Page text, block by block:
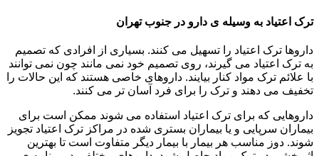
ترک اعتیاد به وسیله ی دارو در جنوب تهران
داروها ترک اعتیاد را تسهیل می کنند. بسیاری از افرادی که تصمیم
به ترک اعتیاد می گیرند، روی تصمیم خود نمی مانند چون نمی توانند
با علائم ترک مواد کنار بیایند. داروهای خاصی هستند که این حالات را
تخفیف می دهند و ترک را برای فرد آسان تر می کنند.
داروهایی که برای ترک اعتیاد استفاده می شوند ممکن است برای
بیماران سرپایی و یا بیماران بستری شده در مراکز ترک اعتیاد تجویز
شوند. دوز مناسب هر بیمار با بیمار دیگر متفاوت است تا بهترین